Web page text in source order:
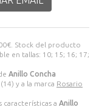
€ . Stock del producto
en tallas: 10; 15; 16; 17;
Anillo Concha
(14) y a la marca Rosario
a Anillo